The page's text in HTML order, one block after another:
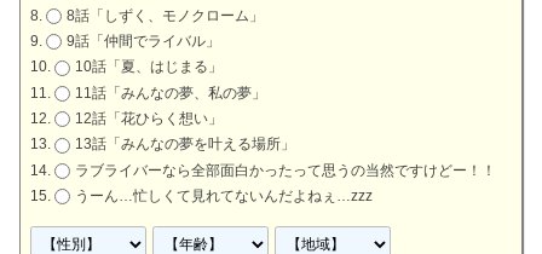
8話「しずく、モノクローム」
9話「仲間でライバル」
10話「夏、はじまる」
11話「みんなの夢、私の夢」
12話「花ひらく想い」
13話「みんなの夢を叶える場所」
ラブライバーなら全部面白かったって思うの当然ですけどー！！
うーん…忙しくて見れてないんだよねぇ…zzz